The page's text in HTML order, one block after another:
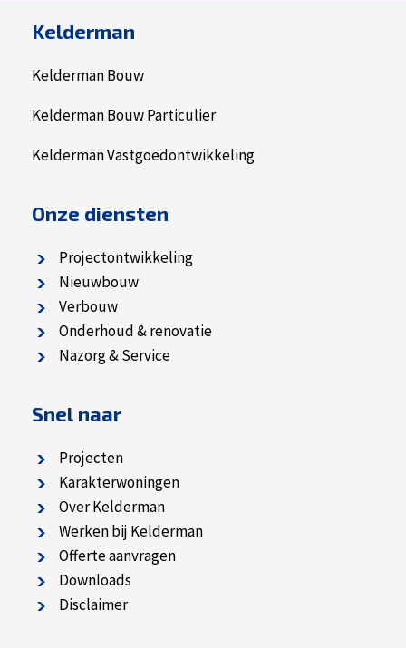
Kelderman
Kelderman Bouw
Kelderman Bouw Particulier
Kelderman Vastgoedontwikkeling
Onze diensten
Projectontwikkeling
Nieuwbouw
Verbouw
Onderhoud & renovatie
Nazorg & Service
Snel naar
Projecten
Karakterwoningen
Over Kelderman
Werken bij Kelderman
Offerte aanvragen
Downloads
Disclaimer